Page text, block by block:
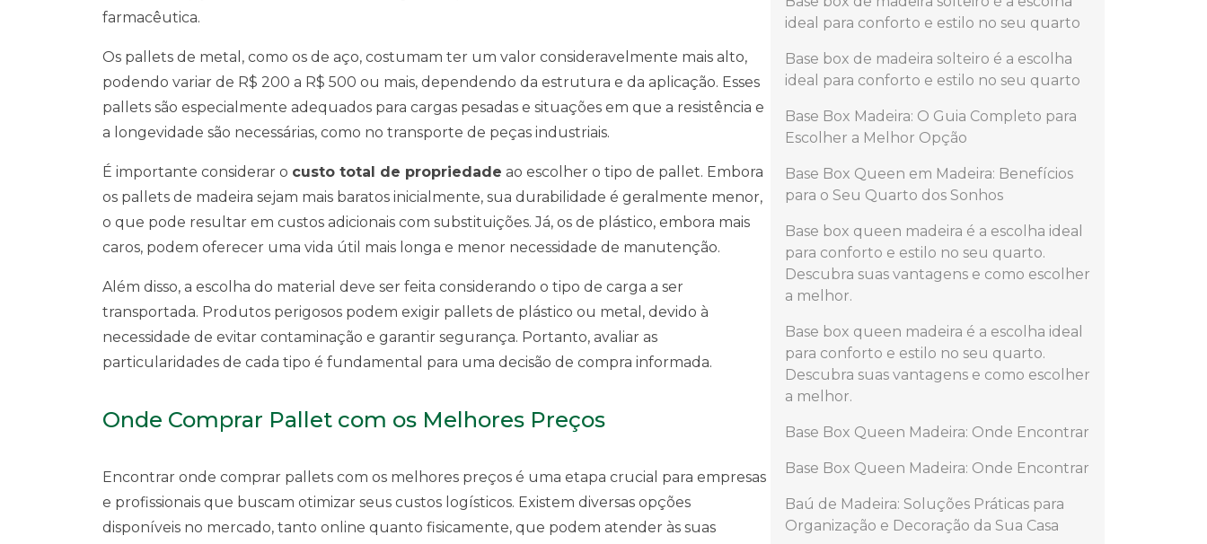
farmacêutica.
Os pallets de metal, como os de aço, costumam ter um valor consideravelmente mais alto,
podendo variar de R$ 200 a R$ 500 ou mais, dependendo da estrutura e da aplicação. Esses
pallets são especialmente adequados para cargas pesadas e situações em que a resistência e
a longevidade são necessárias, como no transporte de peças industriais.
É importante considerar o custo total de propriedade ao escolher o tipo de pallet. Embora
os pallets de madeira sejam mais baratos inicialmente, sua durabilidade é geralmente menor,
o que pode resultar em custos adicionais com substituições. Já, os de plástico, embora mais
caros, podem oferecer uma vida útil mais longa e menor necessidade de manutenção.
Além disso, a escolha do material deve ser feita considerando o tipo de carga a ser
transportada. Produtos perigosos podem exigir pallets de plástico ou metal, devido à
necessidade de evitar contaminação e garantir segurança. Portanto, avaliar as
particularidades de cada tipo é fundamental para uma decisão de compra informada.
Onde Comprar Pallet com os Melhores Preços
Encontrar onde comprar pallets com os melhores preços é uma etapa crucial para empresas
e profissionais que buscam otimizar seus custos logísticos. Existem diversas opções
disponíveis no mercado, tanto online quanto fisicamente, que podem atender às suas
ideal para conforto e estilo no seu quarto
Base box de madeira solteiro é a escolha
ideal para conforto e estilo no seu quarto
Base Box Madeira: O Guia Completo para
Escolher a Melhor Opção
Base Box Queen em Madeira: Benefícios
para o Seu Quarto dos Sonhos
Base box queen madeira é a escolha ideal
para conforto e estilo no seu quarto.
Descubra suas vantagens e como escolher
a melhor.
Base box queen madeira é a escolha ideal
para conforto e estilo no seu quarto.
Descubra suas vantagens e como escolher
a melhor.
Base Box Queen Madeira: Onde Encontrar
Base Box Queen Madeira: Onde Encontrar
Baú de Madeira: Soluções Práticas para
Organização e Decoração da Sua Casa